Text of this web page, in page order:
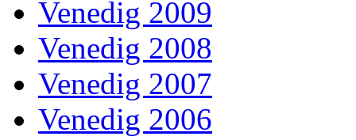
Venedig 2009
Venedig 2008
Venedig 2007
Venedig 2006